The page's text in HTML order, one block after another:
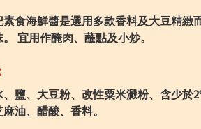
素食海鮮醬是選用多款香料及大豆精緻
。 宜用作醃肉、蘸點及小炒。
、鹽、大豆粉、改性粟米澱粉、含少於
油、醋酸、香料。